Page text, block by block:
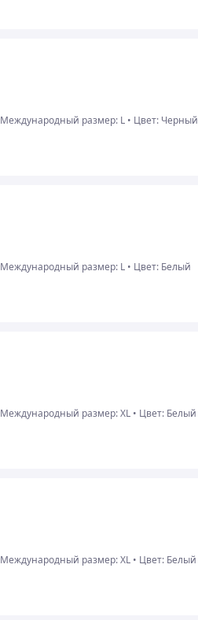
Международный размер: L • Цвет: Черный
Международный размер: L • Цвет: Белый
Международный размер: XL • Цвет: Белый
Международный размер: XL • Цвет: Белый